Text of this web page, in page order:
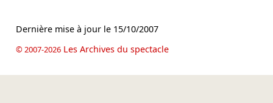
Dernière mise à jour le 15/10/2007
© 2007-2026Les Archives du spectacle